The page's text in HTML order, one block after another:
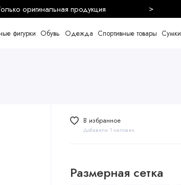
и быстрая доставка >
фигурки Обувь Одежда Спортивные товары Сумки
В избранное
Добавили 1 человек
Размерная сетка